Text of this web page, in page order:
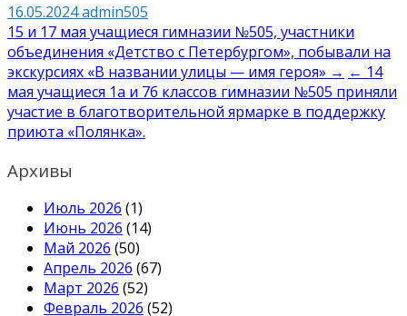
16.05.2024admin505
Навигация
по
записям
15 и 17 мая учащиеся гимназии №505, участники
объединения «Детство с Петербургом», побывали на
экскурсиях «В названии улицы — имя героя» → ← 14
мая учащиеся 1а и 7б классов гимназии №505 приняли
участие в благотворительной ярмарке в поддержку
приюта «Полянка».
Архивы
Июль 2026 (1)
Июнь 2026 (14)
Май 2026 (50)
Апрель 2026 (67)
Март 2026 (52)
Февраль 2026 (52)